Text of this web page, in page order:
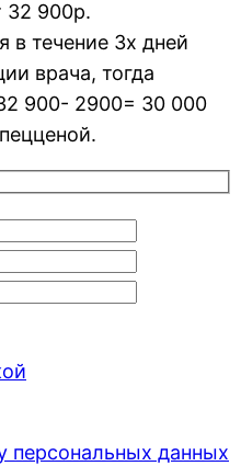
32 900р.
в течение 3х дней
врача, тогда
900- 2900= 30 000
персональных данных